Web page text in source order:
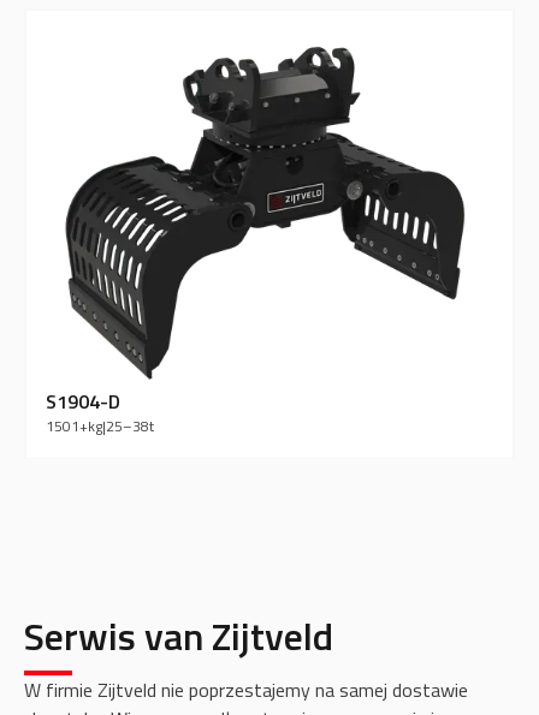
S1904-D
1501+kg|25–38t
Serwis van Zijtveld
W firmie Zijtveld nie poprzestajemy na samej dostawie